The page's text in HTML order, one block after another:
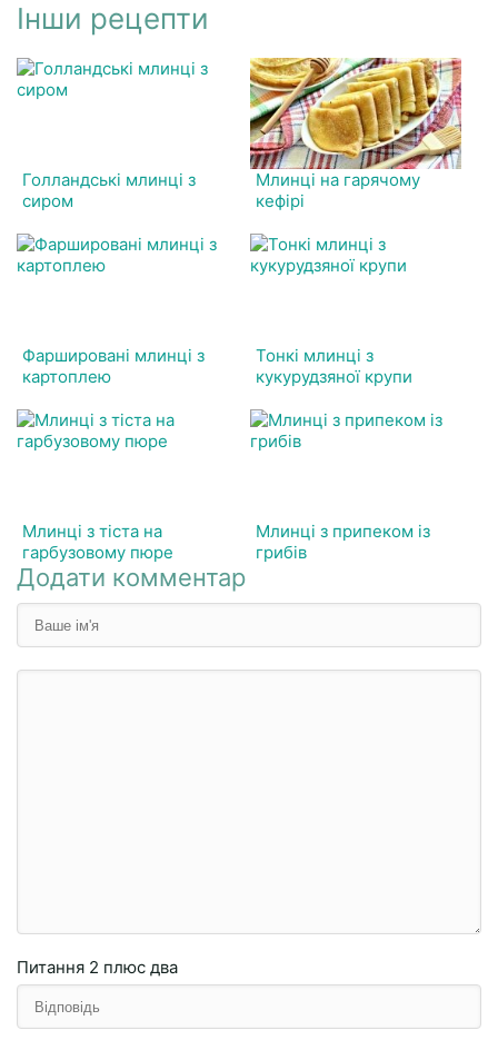
Інши рецепти
Голландські млинці з
сиром
Млинці на гарячому
кефірі
Фаршировані млинці з
картоплею
Тонкі млинці з
кукурудзяної крупи
Млинці з тіста на
гарбузовому пюре
Млинці з припеком із
грибів
Додати комментар
Питання 2 плюc двa